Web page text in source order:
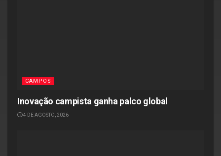
CAMPOS
Inovação campista ganha palco global
4 DE AGOSTO, 2026